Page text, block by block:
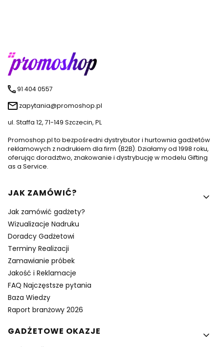
91 404 0557
zapytania@promoshop.pl
ul. Staffa 12, 71-149 Szczecin, PL
Promoshop.pl to bezpośredni dystrybutor i hurtownia gadżetów
reklamowych z nadrukiem dla firm (B2B). Działamy od 1998 roku,
oferując doradztwo, znakowanie i dystrybucję w modelu Gifting
as a Service.
Linki w stopce
JAK ZAMÓWIĆ?
Jak zamówić gadżety?
Wizualizacje Nadruku
Doradcy Gadżetowi
Terminy Realizacji
Zamawianie próbek
Jakość i Reklamacje
FAQ Najczęstsze pytania
Baza Wiedzy
Raport branżowy 2026
GADŻETOWE OKAZJE